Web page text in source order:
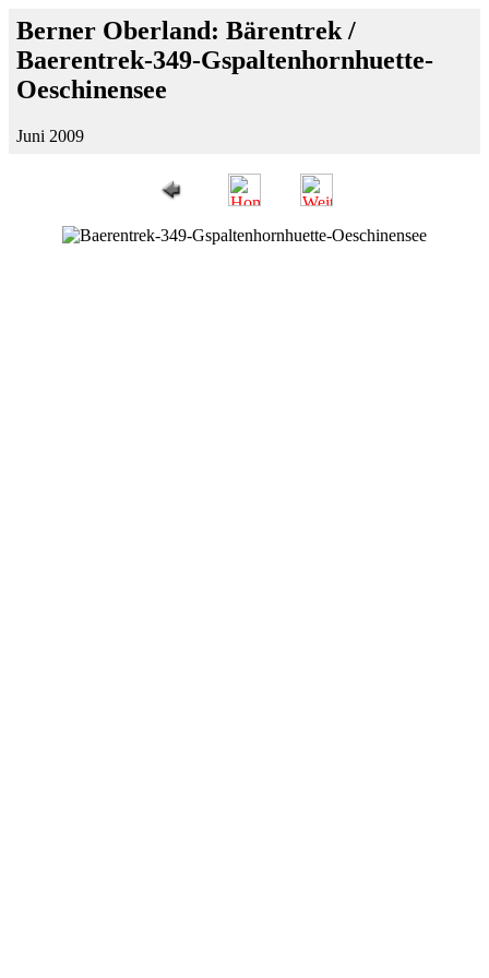
Berner Oberland: Bärentrek /
Baerentrek-349-Gspaltenhornhuette-
Oeschinensee
Juni 2009